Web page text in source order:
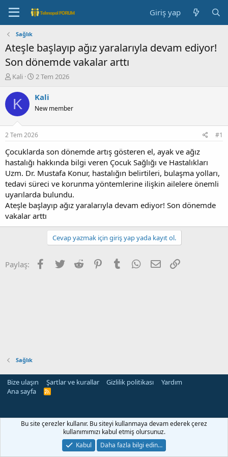
Giriş yap
Sağlık
Ateşle başlayıp ağız yaralarıyla devam ediyor!
Son dönemde vakalar arttı
K
n
b
u
u
b
a
l
a
t
a
n
Kali
B
ş
a
g
ı
ç
t
a
i
h
i
2 Tem 2026
K Kali
New member
2 Tem 2026 #1
Çocuklarda son dönemde artış gösteren el, ayak ve ağız
hastalığı hakkında bilgi veren Çocuk Sağlığı ve Hastalıkları
Uzm. Dr. Mustafa Konur, hastalığın belirtileri, bulaşma yolları,
tedavi süreci ve korunma yöntemlerine ilişkin ailelere önemli
uyarılarda bulundu.
Ateşle başlayıp ağız yaralarıyla devam ediyor! Son dönemde
vakalar arttı
Cevap yazmak için giriş yap yada kayıt ol.
Paylaş: Facebook
Twitter Reddit PinterestTumblr WhatsApp
E-posta
Sağlık
Bize ulaşın Şartlar ve kurallar Gizlilik politikası
Yardım
Ana sayfa
R
Bu site çerezler kullanır. Bu siteyi kullanmaya devam ederek çerez
kullanımımızı kabul etmiş olursunuz.
Kabul
Daha fazla bilgi edin…